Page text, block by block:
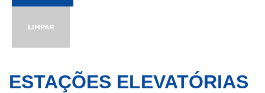
LIMPAR
ESTAÇÕES ELEVATÓRIAS